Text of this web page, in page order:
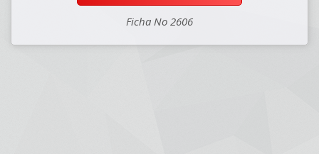
Ficha No 2606